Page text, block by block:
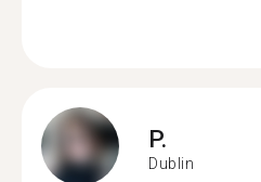
P.
Dublin